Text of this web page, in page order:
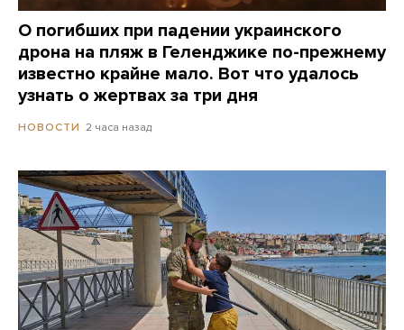
О погибших при падении украинского
дрона на пляж в Геленджике по-прежнему
известно крайне мало. Вот что удалось
узнать о жертвах за три дня
НОВОСТИ 2 часа назад